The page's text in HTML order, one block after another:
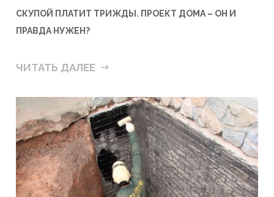
СКУПОЙ ПЛАТИТ ТРИЖДЫ. ПРОЕКТ ДОМА – ОН И
ПРАВДА НУЖЕН?
ЧИТАТЬ ДАЛЕЕ